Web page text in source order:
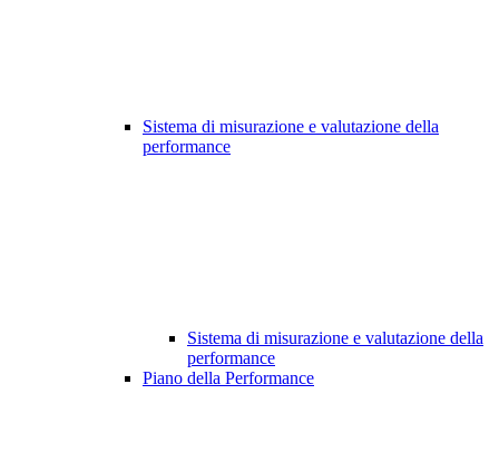
Sistema di misurazione e valutazione della
performance
Sistema di misurazione e valutazione della
performance
Piano della Performance